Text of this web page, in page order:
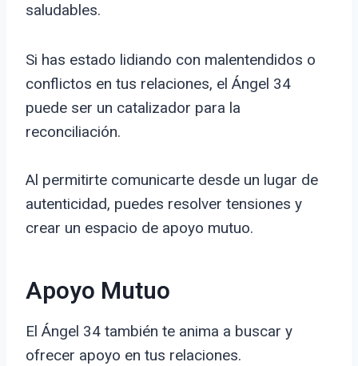
saludables.
Si has estado lidiando con malentendidos o
conflictos en tus relaciones, el Ángel 34
puede ser un catalizador para la
reconciliación.
Al permitirte comunicarte desde un lugar de
autenticidad, puedes resolver tensiones y
crear un espacio de apoyo mutuo.
Apoyo Mutuo
El Ángel 34 también te anima a buscar y
ofrecer apoyo en tus relaciones.